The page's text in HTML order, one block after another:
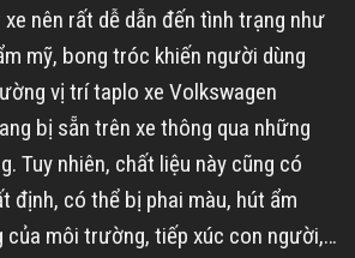
nên rất dễ dẫn đến tình trạng như
mỹ, bong tróc khiến người dùng
vị trí taplo xe Volkswagen
bị sẵn trên xe thông qua những
Tuy nhiên, chất liệu này cũng có
định, có thể bị phai màu, hút ẩm
của môi trường, tiếp xúc con người,…